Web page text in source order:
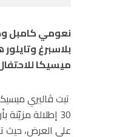
نعومي كامبل
بلاسبرغ
ميسيكا
30 إطلالة
على العرض، حيث